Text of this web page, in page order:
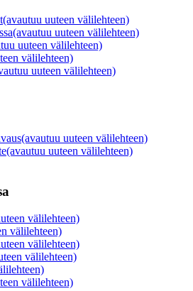
(avautuu uuteen välilehteen)
(avautuu uuteen välilehteen)
uuteen välilehteen)
välilehteen)
uuteen välilehteen)
(avautuu uuteen välilehteen)
(avautuu uuteen välilehteen)
välilehteen)
välilehteen)
välilehteen)
välilehteen)
välilehteen)